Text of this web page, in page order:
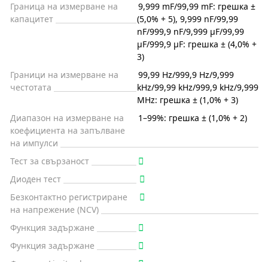
Граница на измерване на
капацитет
9,999 mF/99,99 mF: грешка ±
(5,0% + 5), 9,999 nF/99,99
nF/999,9 nF/9,999 µF/99,99
µF/999,9 µF: грешка ± (4,0% +
3)
Граници на измерване на
честотата
99,99 Hz/999,9 Hz/9,999
kHz/99,99 kHz/999,9 kHz/9,999
MHz: грешка ± (1,0% + 3)
Диапазон на измерване на
коефициента на запълване
на импулси
1–99%: грешка ± (1,0% + 2)
Тест за свързаност
Диоден тест
Безконтактно регистриране
на напрежение (NCV)
Функция задържане
Функция задържане